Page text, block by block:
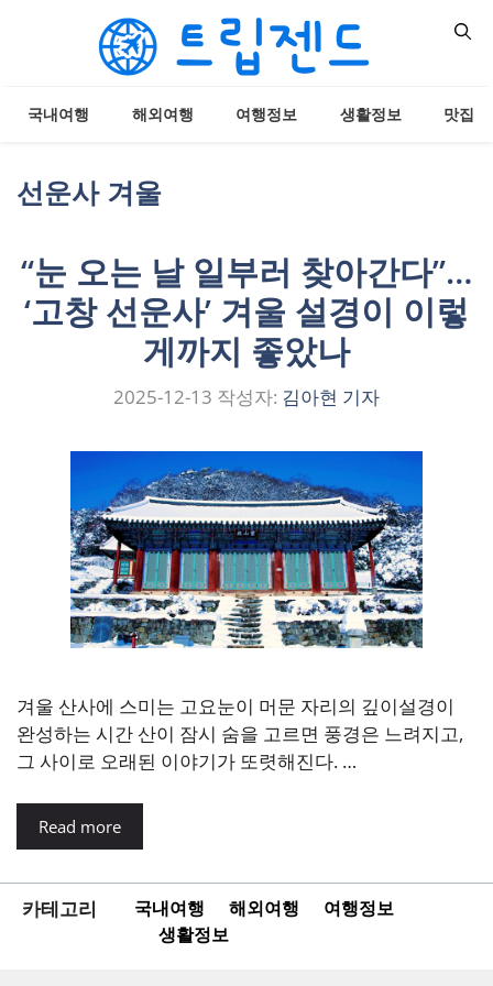
국내여행 해외여행 여행정보 생활정보 맛집
선운사 겨울
“눈 오는 날 일부러 찾아간다”…
‘고창 선운사’ 겨울 설경이 이렇
게까지 좋았나
2025-12-13 작성자: 김아현 기자
겨울 산사에 스미는 고요눈이 머문 자리의 깊이설경이
완성하는 시간 산이 잠시 숨을 고르면 풍경은 느려지고,
그 사이로 오래된 이야기가 또렷해진다. …
Read more
카테고리 국내여행 해외여행
여행정보
생활정보